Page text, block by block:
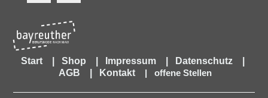
Start Shop Impressum Datenschutz
AGB
Kontakt | offene Stellen